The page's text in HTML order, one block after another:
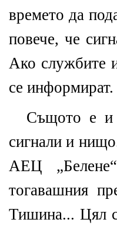
времето да
повече, че
Ако службите
се информират.
Същото е и
сигнали и
АЕЦ
тогавашния
Тишина... Цял